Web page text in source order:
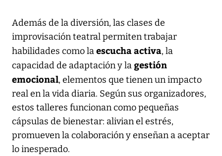
Además de la diversión, las clases de
improvisación teatral permiten trabajar
habilidades como laescucha activa, la
capacidad de adaptación y la gestión
emocional, elementos que tienen un impacto
real en la vida diaria. Según sus organizadores,
estos talleres funcionan como pequeñas
cápsulas de bienestar: alivian el estrés,
promueven la colaboración y enseñan a aceptar
lo inesperado.